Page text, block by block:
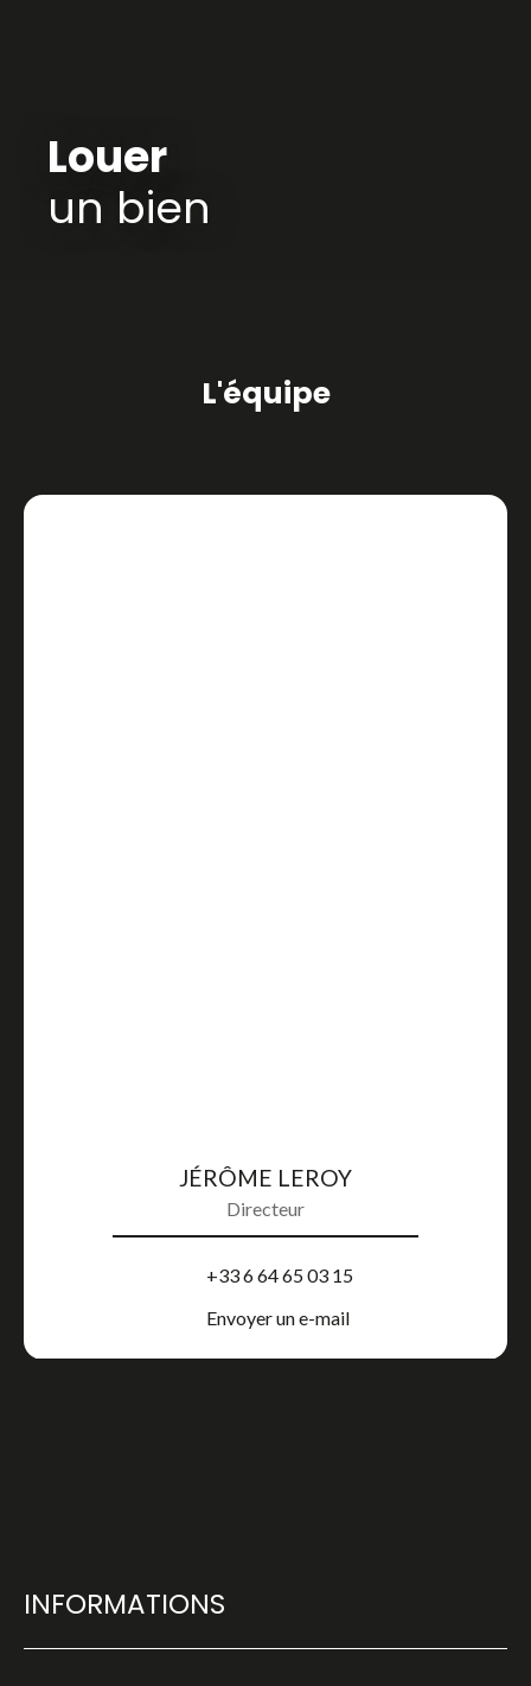
Louer
un bien
L'équipe
JÉRÔME LEROY
Directeur
+33 6 64 65 03 15
Envoyer un e-mail
INFORMATIONS